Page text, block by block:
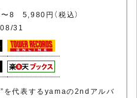
8 5,980円（税込）
31
を代表するyamaの2ndアルバ